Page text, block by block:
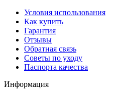
Условия использования
Как купить
Гарантия
Отзывы
Обратная связь
Советы по уходу
Паспорта качества
Информация